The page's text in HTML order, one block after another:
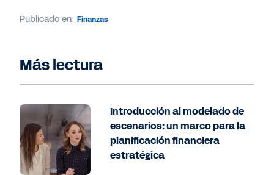
Publicado en: Finanzas
Más lectura
Introducción al modelado de
escenarios: un marco para la
planificación financiera
estratégica